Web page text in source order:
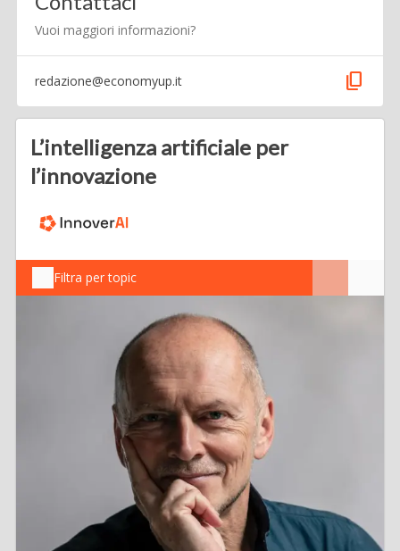
Vuoi maggiori informazioni?
redazione@economyup.it content_copy
L’intelligenza artificiale per
l’innovazione
Filtra per topic